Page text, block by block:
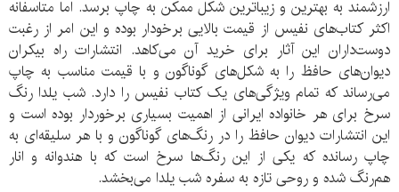
ارزشمند به بهترین و زیباترین شکل ممکن به چاپ برسد. اما متاسفانه
اکثر کتاب‌های نفیس از قیمت بالایی برخودار بوده و این امر از رغبت
دوست‌داران این آثار برای خرید آن می‌کاهد. انتشارات راه بیکران
دیوان‌های حافظ را به شکل‌های گوناگون و با قیمت مناسب به چاپ
می‌رساند که تمام ویژگی‌های یک کتاب نفیس را دارد. شب یلدا رنگ
سرخ برای هر خانواده ایرانی از اهمیت بسیاری برخوردار بوده است و
این انتشارات دیوان حافظ را در رنگ‌های گوناگون و با هر سلیقه‌ای به
چاپ رسانده که یکی از این رنگ‌ها سرخ است که با هندوانه و انار
هم‌رنگ شده و روحی تازه به سفره شب یلدا می‌بخشد.